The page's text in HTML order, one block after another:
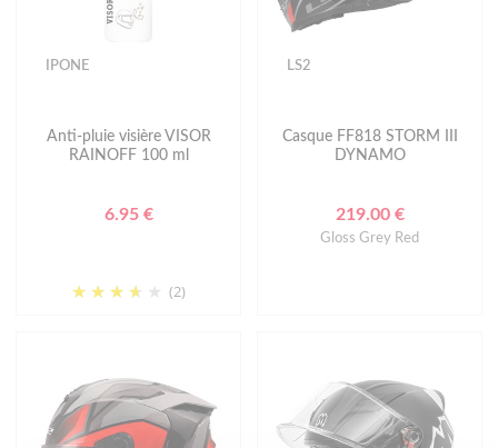
IPONE
Anti-pluie visière VISOR
RAINOFF 100 ml
6.95 €
(2)
LS2
Casque FF818 STORM III
DYNAMO
219.00 €
Gloss Grey Red